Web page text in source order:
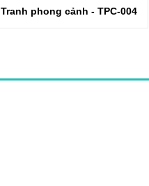
Tranh phong cảnh - TPC-004